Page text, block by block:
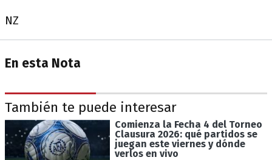
NZ
En esta Nota
También te puede interesar
Comienza la Fecha 4 del Torneo
Clausura 2026: qué partidos se
juegan este viernes y dónde
verlos en vivo